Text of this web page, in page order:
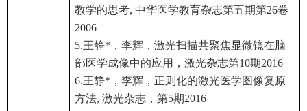
教学的思考, 中华医学教育杂志第五期第26卷
2006
5.王静*，李辉，激光扫描共聚焦显微镜在脑
部医学成像中的应用，激光杂志第10期2016
6.王静*，李辉，正则化的激光医学图像复原
方法, 激光杂志，第5期2016